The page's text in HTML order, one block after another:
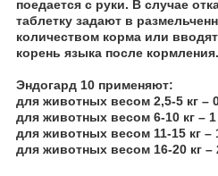
поедается с руки. В случае
таблетку задают в
количеством корма или
корень языка после кормления.
Эндогард 10 применяют:
для животных весом 2,5-5 кг –
для животных весом 6-10 кг – 1
для животных весом 11-15 кг –
для животных весом 16-20 кг –